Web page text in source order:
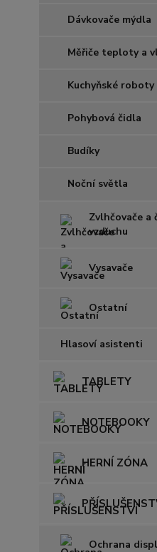
Dávkovače mýdla
Měřiče teploty a
Kuchyňské roboty
Pohybová čidla
Budíky
Noční světla
Zvlhčovače a
vzduchu
Vysavače
Ostatní
Hlasoví asistenti
TABLETY
NOTEBOOKY
HERNÍ ZÓNA
Ochrana